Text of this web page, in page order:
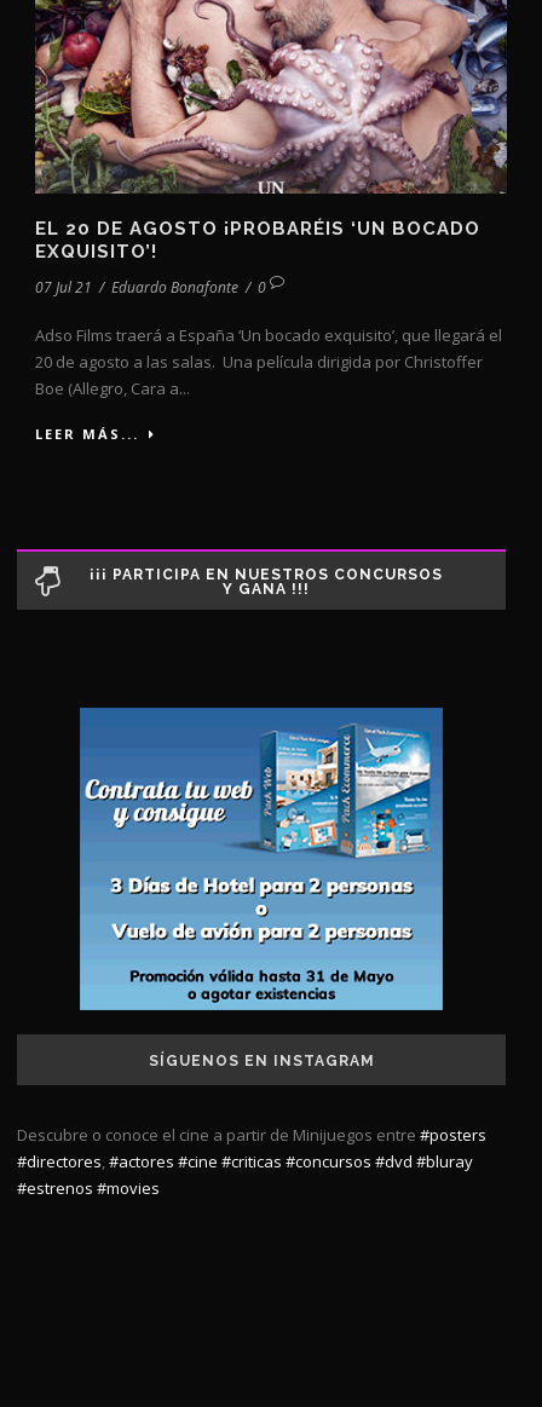
EL 20 DE AGOSTO ¡PROBARÉIS ‘UN BOCADO
EXQUISITO’!
07 Jul 21 / Eduardo Bonafonte / 0
Adso Films traerá a España ‘Un bocado exquisito’, que llegará el
20 de agosto a las salas. Una película dirigida por Christoffer
Boe (Allegro, Cara a...
LEER MÁS...
¡¡¡ PARTICIPA EN NUESTROS CONCURSOS
Y GANA !!!
SÍGUENOS EN INSTAGRAM
Descubre o conoce el cine a partir de Minijuegos entre #posters
#directores,#actores #cine #criticas #concursos #dvd #bluray
#estrenos #movies